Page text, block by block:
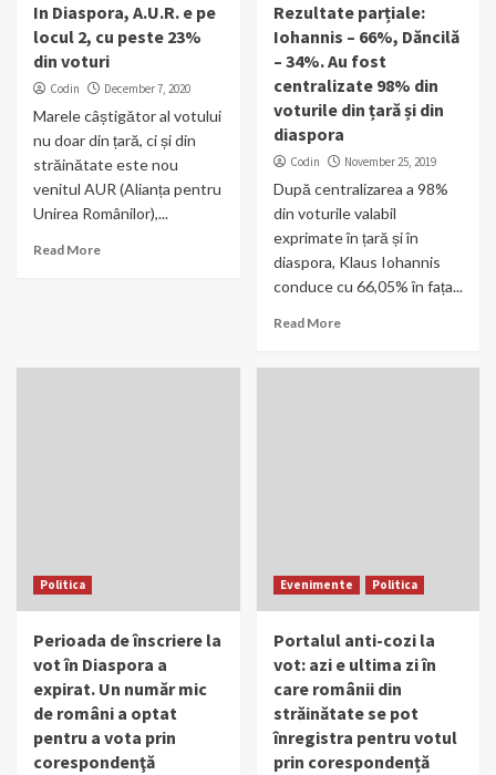
In Diaspora, A.U.R. e pe
locul 2, cu peste 23%
din voturi
Codin December 7, 2020
Marele câștigător al votului
nu doar din țară, ci și din
străinătate este nou
venitul AUR (Alianța pentru
Unirea Românilor),...
Read More
Rezultate parțiale:
Iohannis – 66%, Dăncilă
– 34%. Au fost
centralizate 98% din
voturile din țară și din
diaspora
Codin November 25, 2019
După centralizarea a 98%
din voturile valabil
exprimate în țară și în
diaspora, Klaus Iohannis
conduce cu 66,05% în fața...
Read More
Politica
Perioada de înscriere la
vot în Diaspora a
expirat. Un număr mic
de români a optat
pentru a vota prin
corespondenţă
Evenimente Politica
Portalul anti-cozi la
vot: azi e ultima zi în
care românii din
străinătate se pot
înregistra pentru votul
prin corespondență